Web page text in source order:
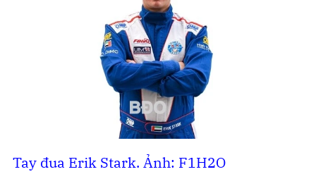
Tay đua Erik Stark. Ảnh: F1H2O